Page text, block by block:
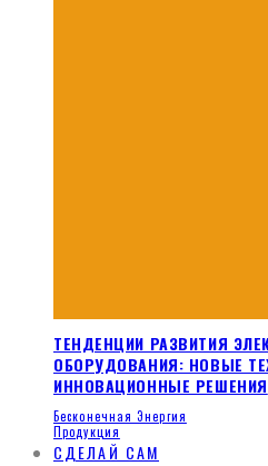
ТЕНДЕНЦИИ РАЗВИТИЯ
ОБОРУДОВАНИЯ: НОВЫЕ
ИННОВАЦИОННЫЕ РЕШЕНИЯ
Бесконечная Энергия
Продукция
СДЕЛАЙ САМ